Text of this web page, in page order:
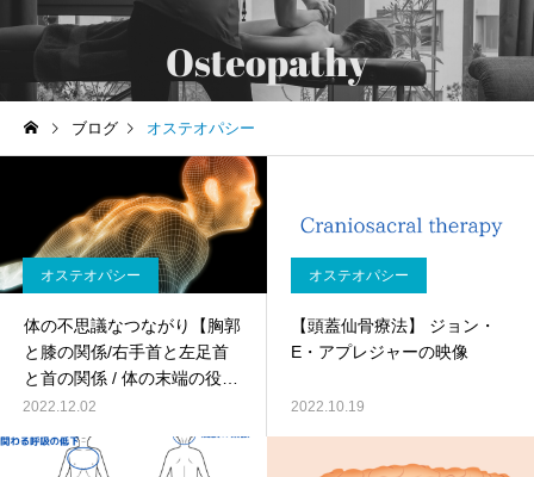
お知らせ
オステオパシー施術＠国立
施術記録
【症例紹介】活動量の
ブログ オステオパシー
オステオパシー
体の不思議なつながり【胸郭
と膝の関係/右手首と左足首
と首の関係 / 体の末端の役
割】
2022.12.02
オステオパシー
【頭蓋仙骨療法】 ジョン・
E・アプレジャーの映像
2022.10.19